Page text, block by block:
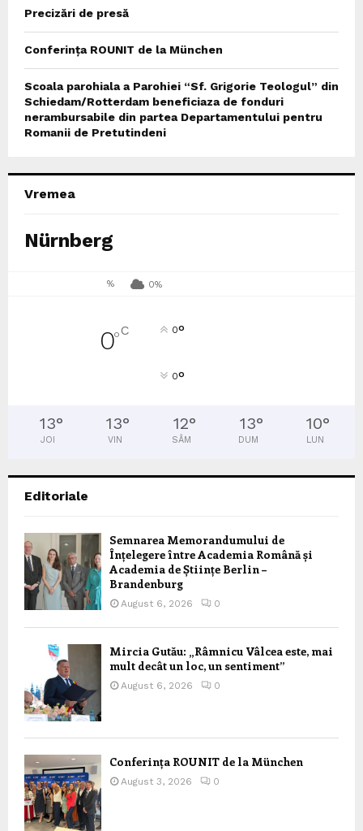
Precizări de presă
Conferința ROUNIT de la München
Scoala parohiala a Parohiei “Sf. Grigorie Teologul” din
Schiedam/Rotterdam beneficiaza de fonduri
nerambursabile din partea Departamentului pentru
Romanii de Pretutindeni
Vremea
Nürnberg
% 0%
0°C 0°
0°
13°
JOI
13°
VIN
12°
SÂM
13°
DUM
10°
LUN
Editoriale
Semnarea Memorandumului de
Înțelegere între Academia Română și
Academia de Științe Berlin –
Brandenburg
August 6, 2026 0
Mircia Gutău: „Râmnicu Vâlcea este, mai
mult decât un loc, un sentiment”
August 6, 2026 0
Conferința ROUNIT de la München
August 3, 2026 0